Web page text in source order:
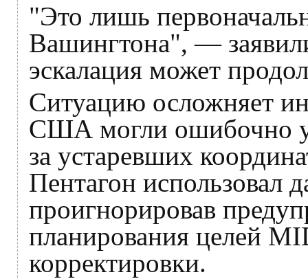
"Это лишь
Вашингтона", —
эскалация может
Ситуацию осложняет
США могли ошибочно
за устаревших
Пентагон использовал
проигнорировав
планирования целей
корректировки.